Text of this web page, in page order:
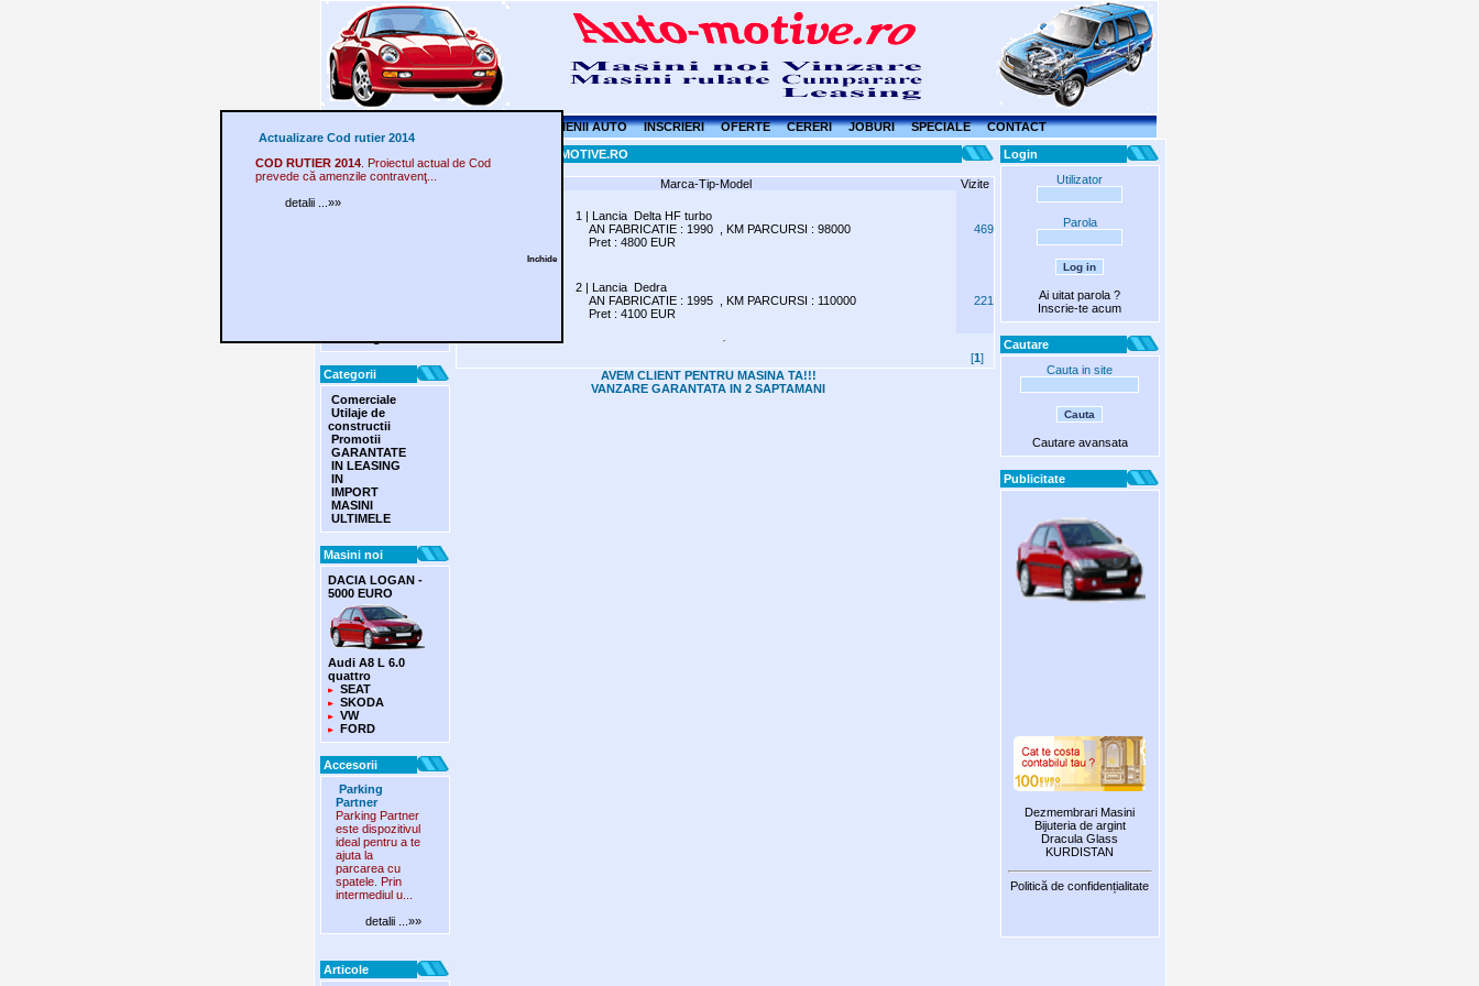
DOMENII AUTO INSCRIERI OFERTE CERERI JOBURI SPECIALE CONTACT
Finantare
Accesorii
Categorii
Comerciale
Utilaje de
constructii
Promotii
GARANTATE
IN LEASING
IN
IMPORT
MASINI
ULTIMELE
Masini noi
DACIA LOGAN -
5000 EURO
Audi A8 L 6.0
quattro
SEAT
SKODA
VW
FORD
Accesorii
Parking
Partner
Parking Partner
este dispozitivul
ideal pentru a te
ajuta la
parcarea cu
spatele. Prin
intermediul u...
detalii ...»»
Articole
Lancia la AUTO-MOTIVE.RO
Marca-Tip-Model Vizite
1 | Lancia Delta HF turbo
AN FABRICATIE : 1990 , KM PARCURSI : 98000
Pret : 4800 EUR
469
2 | Lancia Dedra
AN FABRICATIE : 1995 , KM PARCURSI : 110000
Pret : 4100 EUR
221
[1]
AVEM CLIENT PENTRU MASINA TA!!!
VANZARE GARANTATA IN 2 SAPTAMANI
Login
Utilizator
Parola
Ai uitat parola ?
Inscrie-te acum
Cautare
Cauta in site
Cautare avansata
Publicitate
Dezmembrari Masini
Bijuteria de argint
Dracula Glass
KURDISTAN
Politică de confidențialitate
Actualizare Cod rutier 2014
COD RUTIER 2014. Proiectul actual de Cod
prevede că amenzile contravenţ...
detalii ...»»
Inchide